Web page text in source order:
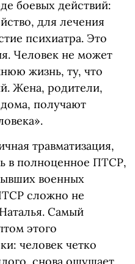
боевых действий:
для лечения
психиатра. Это
Человек не может
жизнь, ту, что
Жена, родители,
получают
травматизация,
в полноценное ПТСР,
военных
сложно не
Самый
этого
человек четко
снова ощущает